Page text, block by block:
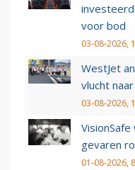
voor bod
03-08-2026,
WestJet
vlucht
03-08-2026,
gevaren
01-08-2026,